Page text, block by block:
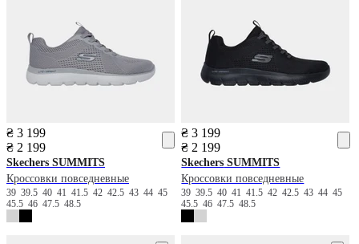
₴ 3 199
₴ 2 199
Skechers SUMMITS
Кроссовки повседневные
39 39.5 40 41 41.5 42 42.5 43 44 45
45.5 46 47.5 48.5
₴ 3 199
₴ 2 199
Skechers SUMMITS
Кроссовки повседневные
3939.5404141.54242.5434445
45.54647.548.5